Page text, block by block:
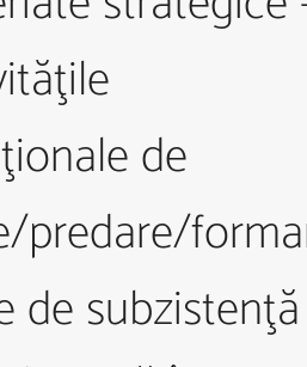
de
predare/
de subzistenţă